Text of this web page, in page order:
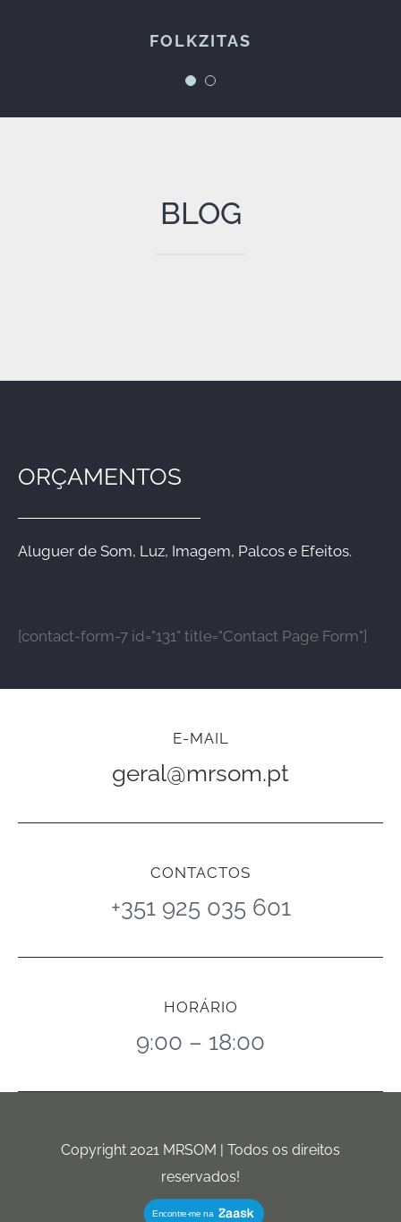
FOLKZITAS
BLOG
ORÇAMENTOS
Aluguer de Som, Luz, Imagem, Palcos e Efeitos.
[contact-form-7 id="131" title="Contact Page Form"]
E-MAIL
geral@mrsom.pt
CONTACTOS
+351 925 035 601
HORÁRIO
9:00 – 18:00
Copyright 2021 MRSOM | Todos os direitos
reservados!